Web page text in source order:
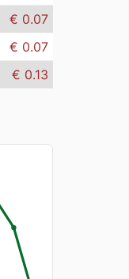
€ 0.07
€ 0.07
€ 0.13